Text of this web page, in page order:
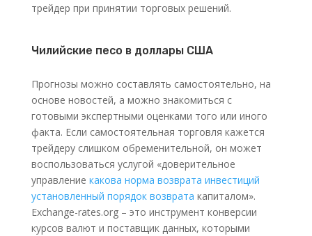
трейдер при принятии торговых решений.
Чилийские песо в доллары США
Прогнозы можно составлять самостоятельно, на
основе новостей, а можно знакомиться с
готовыми экспертными оценками того или иного
факта. Если самостоятельная торговля кажется
трейдеру слишком обременительной, он может
воспользоваться услугой «доверительное
управление какова норма возврата инвестиций
установленный порядок возврата капиталом».
Exchange-rates.org – это инструмент конверсии
курсов валют и поставщик данных, которыми